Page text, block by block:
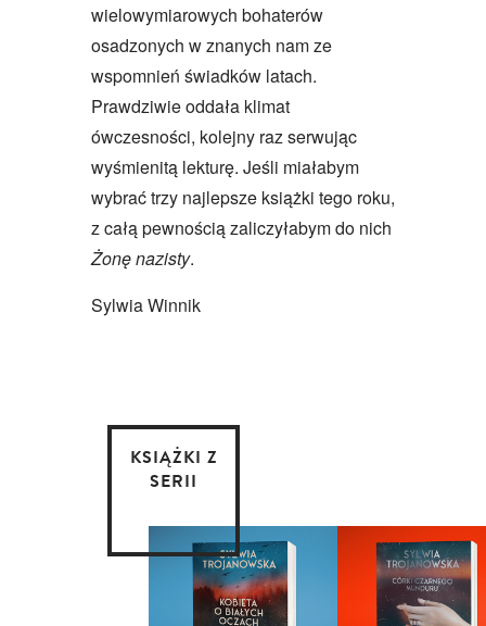
wielowymiarowych bohaterów
osadzonych w znanych nam ze
wspomnień świadków latach.
Prawdziwie oddała klimat
ówczesności, kolejny raz serwując
wyśmienitą lekturę. Jeśli miałabym
wybrać trzy najlepsze książki tego roku,
z całą pewnością zaliczyłabym do nich
Żonę nazisty.
Sylwia Winnik
KSIĄŻKI Z
SERII